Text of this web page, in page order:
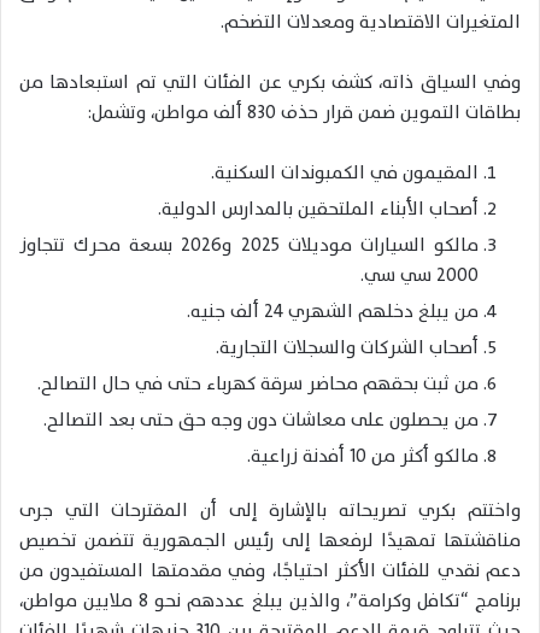
المتغيرات الاقتصادية ومعدلات التضخم.
وفي السياق ذاته، كشف بكري عن الفئات التي تم استبعادها من
بطاقات التموين ضمن قرار حذف 830 ألف مواطن، وتشمل:
المقيمون في الكمبوندات السكنية.
أصحاب الأبناء الملتحقين بالمدارس الدولية.
مالكو السيارات موديلات 2025 و2026 بسعة محرك تتجاوز
2000 سي سي.
من يبلغ دخلهم الشهري 24 ألف جنيه.
أصحاب الشركات والسجلات التجارية.
من ثبت بحقهم محاضر سرقة كهرباء حتى في حال التصالح.
من يحصلون على معاشات دون وجه حق حتى بعد التصالح.
مالكو أكثر من 10 أفدنة زراعية.
واختتم بكري تصريحاته بالإشارة إلى أن المقترحات التي جرى
مناقشتها تمهيدًا لرفعها إلى رئيس الجمهورية تتضمن تخصيص
دعم نقدي للفئات الأكثر احتياجًا، وفي مقدمتها المستفيدون من
برنامج “تكافل وكرامة”، والذين يبلغ عددهم نحو 8 ملايين مواطن،